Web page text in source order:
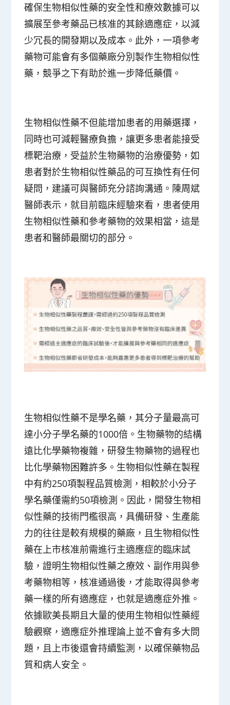
確保生物相似性藥的安全性和療效數據可以
擴展至參考藥品已核准的其餘適應症，以減
少冗長的開發期以及成本。此外，一項參考
藥物可能會有多個藥廠分別製作生物相似性
藥，競爭之下有助於進一步降低藥價。
生物相似性藥不但能增加患者的用藥選擇，
同時也可減輕醫療負擔，讓更多患者能接受
標靶治療，受益於生物藥物的治療優勢，如
患者對於生物相似性藥品的可互換性有任何
疑問，建議可與醫師充分諮詢溝通。陳周斌
醫師表示，就目前臨床經驗來看，患者使用
生物相似性藥和參考藥物的效果相當，這是
患者和醫師最關切的部分。
生物相似性藥不是學名藥，其分子量最高可
達小分子學名藥的1000倍。生物藥物的結構
遠比化學藥物複雜，研發生物藥物的過程也
比化學藥物困難許多。生物相似性藥在製程
中有約250項製程品質檢測，相較於小分子
學名藥僅需約50項檢測。因此，開發生物相
似性藥的技術門檻很高，具備研發、生產能
力的往往是較有規模的藥廠，且生物相似性
藥在上市核准前需進行主適應症的臨床試
驗，證明生物相似性藥之療效、副作用與參
考藥物相等，核准通過後，才能取得與參考
藥一樣的所有適應症，也就是適應症外推。
依據歐美長期且大量的使用生物相似性藥經
驗觀察，適應症外推理論上並不會有多大問
題，且上市後還會持續監測，以確保藥物品
質和病人安全。